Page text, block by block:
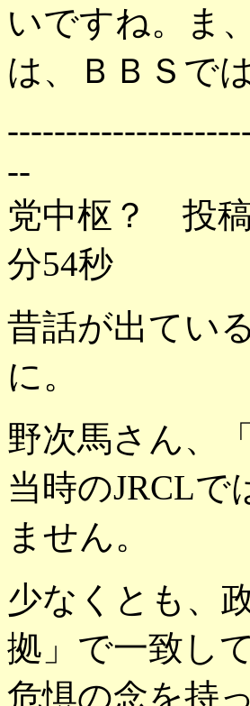
いですね。ま
は、ＢＢＳで
--
党中枢？ 投
分54秒
昔話が出てい
に。
野次馬さん、
当時のJRCL
ません。
少なくとも、
拠」で一致し
危惧の念を持